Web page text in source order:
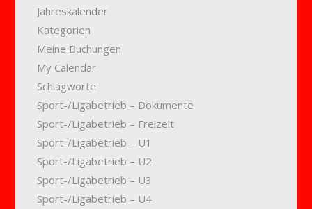
Jahreskalender
Kategorien
Meine Buchungen
My Calendar
Schlagworte
Sport-/Ligabetrieb – Dokumente
Sport-/Ligabetrieb – Freizeit
Sport-/Ligabetrieb – U1
Sport-/Ligabetrieb – U2
Sport-/Ligabetrieb – U3
Sport-/Ligabetrieb – U4